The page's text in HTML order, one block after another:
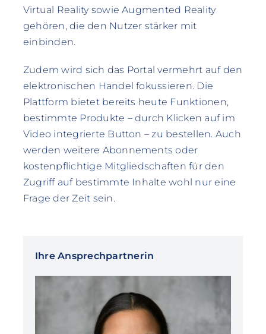
Virtual Reality sowie Augmented Reality
gehören, die den Nutzer stärker mit
einbinden.
Zudem wird sich das Portal vermehrt auf den
elektronischen Handel fokussieren. Die
Plattform bietet bereits heute Funktionen,
bestimmte Produkte – durch Klicken auf im
Video integrierte Button – zu bestellen. Auch
werden weitere Abonnements oder
kostenpflichtige Mitgliedschaften für den
Zugriff auf bestimmte Inhalte wohl nur eine
Frage der Zeit sein.
Ihre Ansprechpartnerin